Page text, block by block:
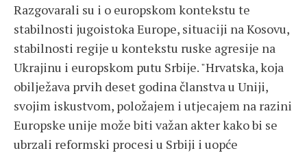
Razgovarali su i o europskom kontekstu te
stabilnosti jugoistoka Europe, situaciji na Kosovu,
stabilnosti regije u kontekstu ruske agresije na
Ukrajinu i europskom putu Srbije. "Hrvatska, koja
obilježava prvih deset godina članstva u Uniji,
svojim iskustvom, položajem i utjecajem na razini
Europske unije može biti važan akter kako bi se
ubrzali reformski procesi u Srbiji i uopće